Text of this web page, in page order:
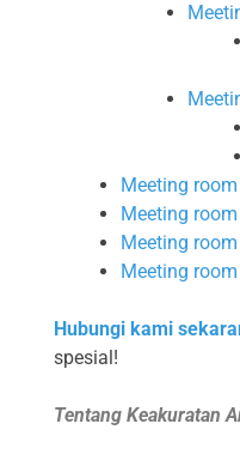
Meeting
Meeting
Meeting
Meeting
Hubungi kami
spesial!
Tentang Keakuratan